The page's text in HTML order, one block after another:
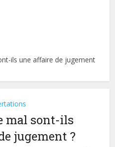
ils une affaire de jugement
mal sont-ils
jugement ?